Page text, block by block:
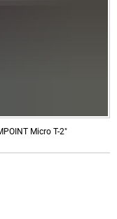
Micro T-2"